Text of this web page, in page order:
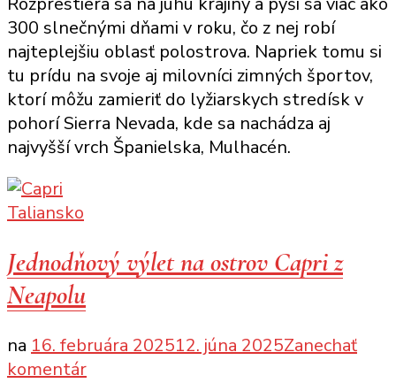
Granada,
Malaga,
Caminito
del
Rey
a
Ronda
300 slnečnými dňami v roku, čo z nej robí
najteplejšiu oblasť polostrova. Napriek tomu si
tu prídu na svoje aj milovníci zimných športov,
ktorí môžu zamieriť do lyžiarskych stredísk v
pohorí Sierra Nevada, kde sa nachádza aj
najvyšší vrch Španielska, Mulhacén.
Taliansko
Jednodňový výlet na ostrov Capri z
Neapolu
na 16. februára 202512. júna 2025Zanechať
komentárk